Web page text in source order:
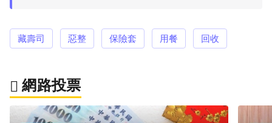
藏壽司 惡整 保險套 用餐 回收
網路投票